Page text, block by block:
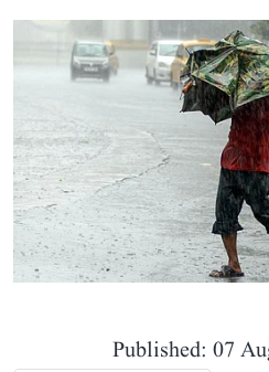
Published: 07